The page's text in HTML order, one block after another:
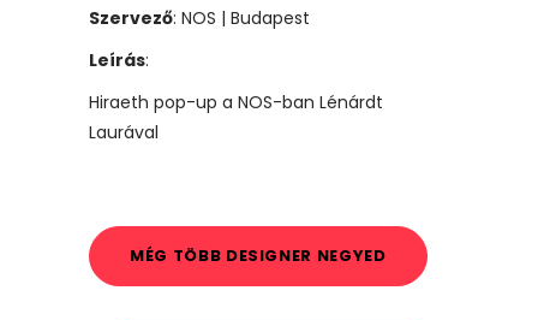
Szervező: NOS | Budapest
Leírás:
Hiraeth pop-up a NOS-ban Lénárdt
Laurával
MÉG TÖBB DESIGNER NEGYED